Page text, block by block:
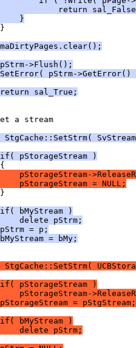
return
}
>Flush();
pStrm->GetError()
sal_True;
a stream
StgCache::SetStrm(
pStorageStream )
pStorageStream-
pStorageStream = NULL;
bMyStream )
delete pStrm;
= p;
= bMy;
StgCache::SetStrm(
pStorageStream )
pStorageStream-
= pStgStream;
bMyStream )
delete pStrm;